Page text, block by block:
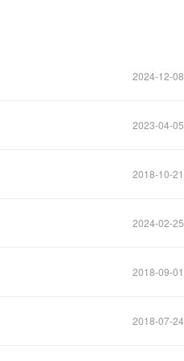
2024-12-08
2023-04-05
2018-10-21
2024-02-25
2018-09-01
2018-07-24